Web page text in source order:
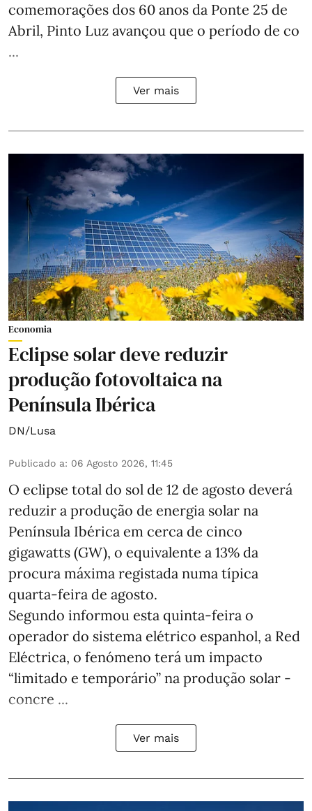
comemorações dos 60 anos da Ponte 25 de
Abril, Pinto Luz avançou que o período de co
...
Ver mais
Economia
Eclipse solar deve reduzir
produção fotovoltaica na
Península Ibérica
DN/Lusa
Publicado a: 06 Agosto 2026, 11:45
O eclipse total do sol de 12 de agosto deverá
reduzir a produção de energia solar na
Península Ibérica em cerca de cinco
gigawatts (GW), o equivalente a 13% da
procura máxima registada numa típica
quarta-feira de agosto.
Segundo informou esta quinta-feira o
operador do sistema elétrico espanhol, a Red
Eléctrica, o fenómeno terá um impacto
“limitado e temporário” na produção solar -
concre ...
Ver mais